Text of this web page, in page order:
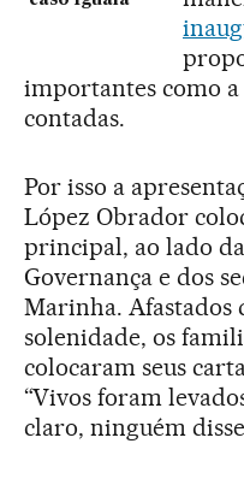
importantes como a
contadas.
Por isso a
López Obrador
principal, ao lado
Governança e dos
Marinha. Afastados
solenidade, os
colocaram seus
“Vivos foram
claro, ninguém